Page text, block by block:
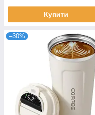
Купити
–30%